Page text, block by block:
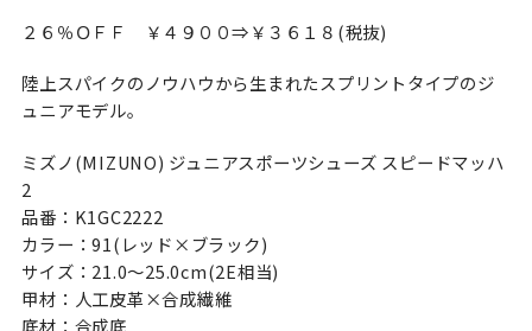
２６％ＯＦＦ ￥４９００⇒￥３６１８(税抜)
陸上スパイクのノウハウから生まれたスプリントタイプのジ
ュニアモデル。
ミズノ(MIZUNO) ジュニアスポーツシューズ スピードマッハ
2
品番：K1GC2222
カラー：91(レッド×ブラック)
サイズ：21.0〜25.0cm(2E相当)
甲材：人工皮革×合成繊維
底材：合成底